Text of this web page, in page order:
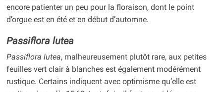
encore patienter un peu pour la floraison, dont le point
d’orgue est en été et en début d’automne.
Passiflora lutea
Passiflora lutea, malheureusement plutôt rare, aux petites
feuilles vert clair à blanches est également modérément
rustique. Certains indiquent avec optimisme qu’elle est